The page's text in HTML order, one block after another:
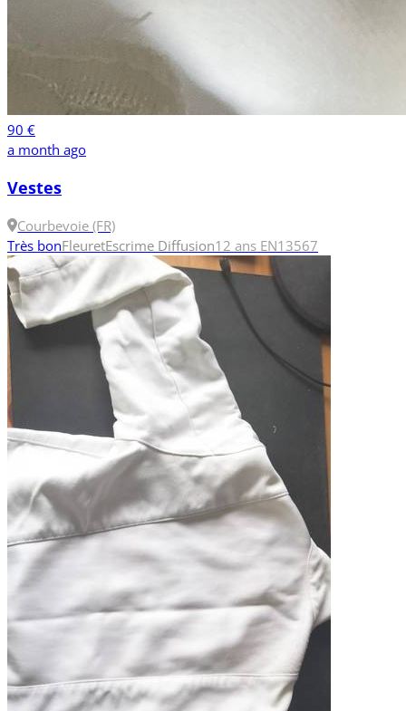
90 €
a month ago
Vestes
Courbevoie (FR)
Très bonFleuretEscrime Diffusion12 ans EN13567